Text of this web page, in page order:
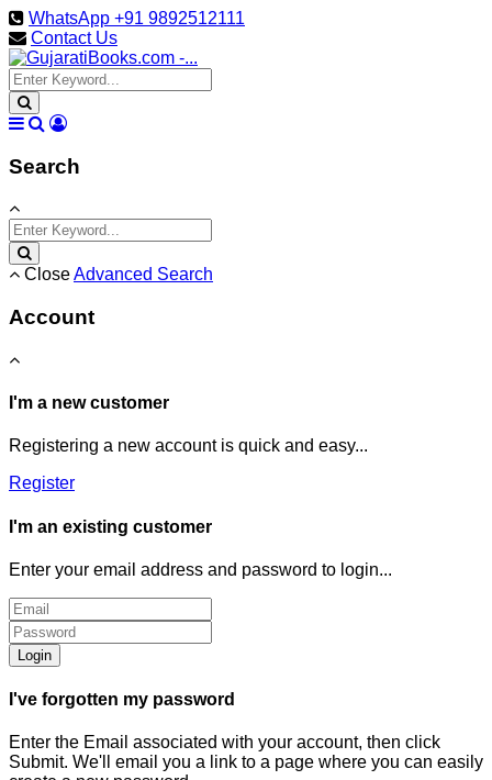
WhatsApp +91 9892512111
Contact Us
Search
CloseAdvanced Search
Account
I'm a new customer
Registering a new account is quick and easy...
Register
I'm an existing customer
Enter your email address and password to login...
Login
I've forgotten my password
Enter the Email associated with your account, then click
Submit. We'll email you a link to a page where you can easily